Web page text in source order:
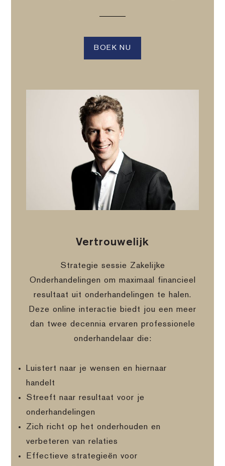
BOEK NU
Vertrouwelijk
Strategie sessie Zakelijke
Onderhandelingen om maximaal financieel
resultaat uit onderhandelingen te halen.
Deze online interactie biedt jou een meer
dan twee decennia ervaren professionele
onderhandelaar die:
Luistert naar je wensen en hiernaar
handelt
Streeft naar resultaat voor je
onderhandelingen
Zich richt op het onderhouden en
verbeteren van relaties
Effectieve strategieën voor